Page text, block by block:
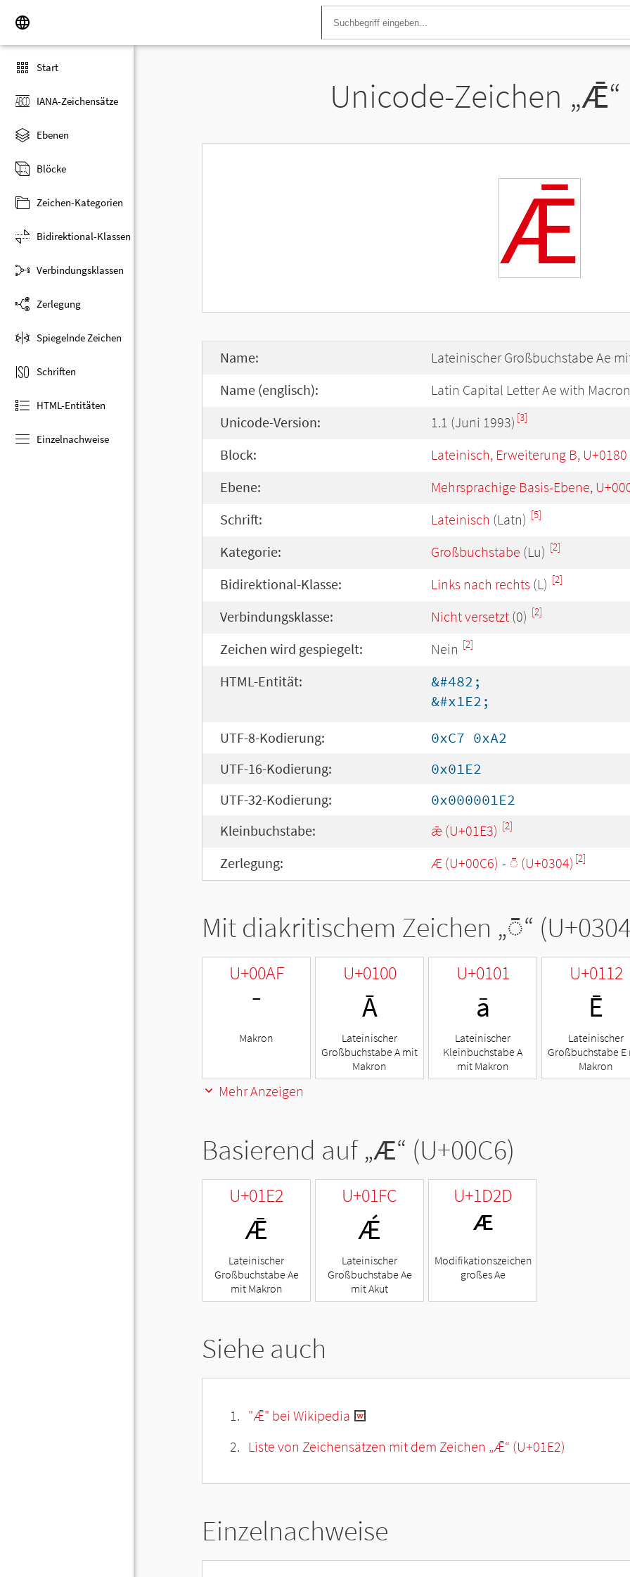
Start
IANA-Zeichensätze
Ebenen
Blöcke
Zeichen-Kategorien
Bidirektional-Klassen
Verbindungsklassen
Zerlegung
Spiegelnde Zeichen
Schriften
HTML-Entitäten
Einzelnachweise
Unicode-Zeichen „Ǣ
Ǣ
Name:
Lateinischer Großbuchstabe Ae
Name (englisch):
Latin Capital Letter Ae with Macron
Unicode-Version:
1.1 (Juni 1993) [3]
Block:
Lateinisch, Erweiterung B, U+0180
Ebene:
Mehrsprachige Basis-Ebene,
Schrift:
Lateinisch (Latn) [5]
Kategorie: Großbuchstabe (Lu) [2]
Bidirektional-Klasse: Links nach rechts (L) [2]
Verbindungsklasse: Nicht versetzt (0) [2]
Zeichen wird gespiegelt: Nein [2]
HTML-Entität:
&#482;
&#x1E2;
UTF-8-Kodierung:
0xC7 0xA2
UTF-16-Kodierung:
0x01E2
UTF-32-Kodierung:
0x000001E2
Kleinbuchstabe:
ǣ (U+01E3) [2]
Zerlegung: Æ (U+00C6) - ◌̄ (U+0304) [2]
Mit diakritischem Zeichen „◌̄“
U+00AF
¯
Makron
U+0100
Ā
Lateinischer
Großbuchstabe A mit
Makron
U+0101
ā
Lateinischer
Kleinbuchstabe A
mit Makron
U+0112
Ē
Lateinischer
Großbuchstabe
Makron
Mehr Anzeigen
Basierend auf „Æ“ (U+00C6)
U+01E2
Ǣ
Lateinischer
Großbuchstabe Ae
mit Makron
U+01FC
Ǽ
Lateinischer
Großbuchstabe Ae
mit Akut
U+1D2D
ᴭ
Modifikationszeichen
großes Ae
Siehe auch
"Ǣ" bei Wikipedia
Liste von Zeichensätzen mit dem Zeichen „Ǣ“ (U+01E2)
Einzelnachweise